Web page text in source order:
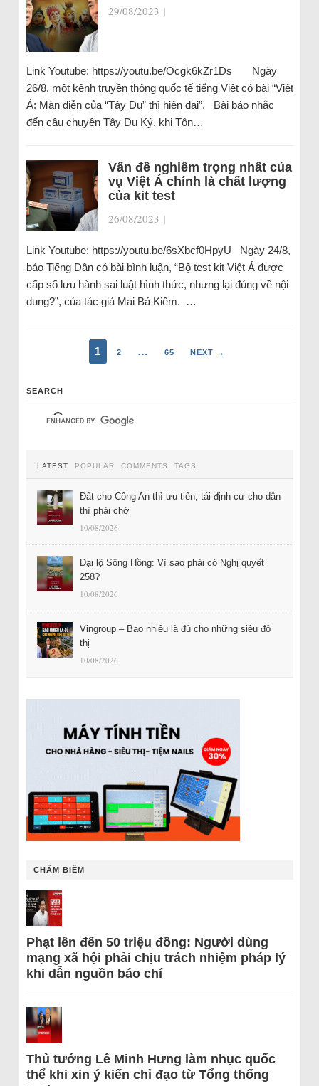
29/08/2023 |
Link Youtube: https://youtu.be/Ocgk6kZr1Ds Ngày
26/8, một kênh truyền thông quốc tế tiếng Việt có bài “Việt
Á: Màn diễn của “Tây Du” thì hiện đại”. Bài báo nhắc
đến câu chuyện Tây Du Ký, khi Tôn…
Vấn đề nghiêm trọng nhất của
vụ Việt Á chính là chất lượng
của kit test
26/08/2023 |
Link Youtube: https://youtu.be/6sXbcf0HpyU Ngày 24/8,
báo Tiếng Dân có bài bình luận, “Bộ test kit Việt Á được
cấp số lưu hành sai luật hình thức, nhưng lại đúng về nội
dung?”, của tác giả Mai Bá Kiếm. …
1 2 … 65 NEXT →
SEARCH
LATEST POPULAR COMMENTS TAGS
Đất cho Công An thì ưu tiên, tái định cư cho dân
thì phải chờ
10/08/2026
Đại lộ Sông Hồng: Vì sao phải có Nghị quyết
258?
10/08/2026
Vingroup – Bao nhiêu là đủ cho những siêu đô
thị
10/08/2026
CHÂM BIẾM
Phạt lên đến 50 triệu đồng: Người dùng
mạng xã hội phải chịu trách nhiệm pháp lý
khi dẫn nguồn báo chí
Thủ tướng Lê Minh Hưng làm nhục quốc
thể khi xin ý kiến chỉ đạo từ Tổng thống